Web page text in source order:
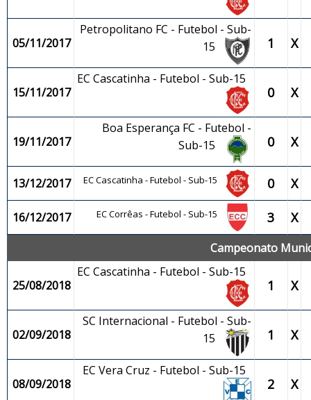
05/11/2017
Petropolitano FC - Futebol - Sub-
15
1 X
15/11/2017
EC Cascatinha - Futebol - Sub-15
0 X
19/11/2017
Boa Esperança FC - Futebol -
Sub-15
0 X
13/12/2017 EC Cascatinha - Futebol - Sub-15 0 X
16/12/2017 EC Corrêas - Futebol - Sub-15 3 X
Campeonato
25/08/2018
EC Cascatinha - Futebol - Sub-15
1 X
02/09/2018
SC Internacional - Futebol - Sub-
15
1 X
08/09/2018
EC Vera Cruz - Futebol - Sub-15
2 X